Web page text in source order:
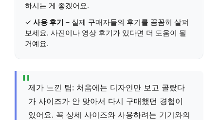
하시는 게 좋겠어요.
✓ 사용 후기 – 실제 구매자들의 후기를 꼼꼼히 살펴
보세요. 사진이나 영상 후기가 있다면 더 도움이 될
거예요.
제가 느낀 팁: 처음에는 디자인만 보고 골랐다
가 사이즈가 안 맞아서 다시 구매했던 경험이
있어요. 꼭 상세 사이즈와 사용하려는 기기와의